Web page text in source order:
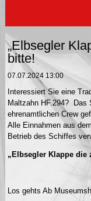
„Elbsegler
bitte!
07.07.2024 13:00
Interessiert Sie eine
Maltzahn HF.294? Das
ehrenamtlichen Crew
Alle Einnahmen aus
Betrieb des Schiffes
„Elbsegler Klappe die
Los gehts Ab